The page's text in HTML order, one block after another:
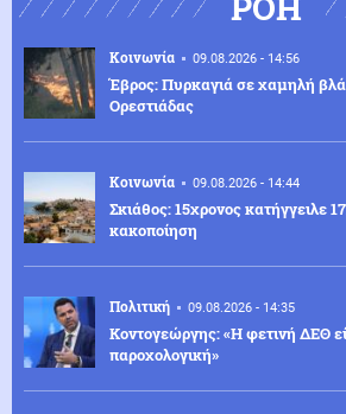
Κοινωνία 09.08.2026 - 14:56
Έβρος: Πυρκαγιά σε χαμηλή
Ορεστιάδας
Κοινωνία 09.08.2026 - 14:44
Σκιάθος: 15χρονος κατήγγειλε
κακοποίηση
Πολιτική 09.08.2026 - 14:35
Κοντογεώργης: «Η φετινή ΔΕΘ
παροχολογική»